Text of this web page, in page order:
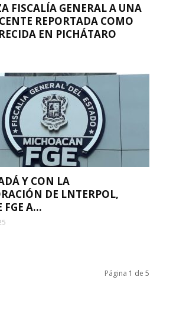
FISCALÍA GENERAL A UNA
REPORTADA COMO
EN PICHÁTARO
Y CON LA
DE LNTERPOL,
FGE A...
Página 1 de 5